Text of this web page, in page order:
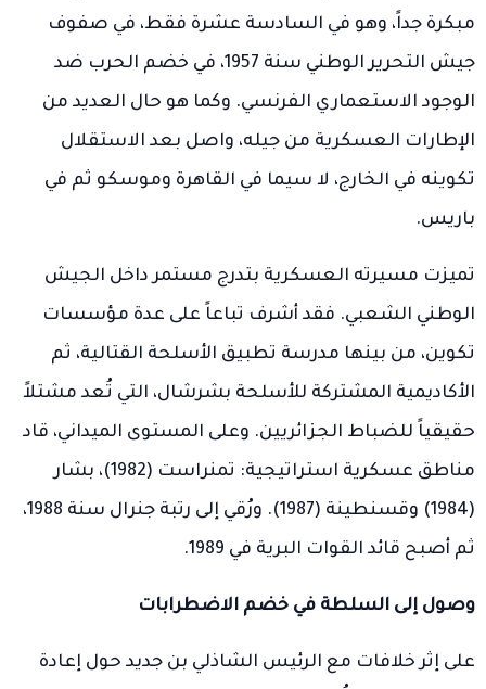
مبكرة جداً، وهو في السادسة عشرة فقط، في صفوف
جيش التحرير الوطني سنة 1957، في خضم الحرب ضد
الوجود الاستعماري الفرنسي. وكما هو حال العديد من
الإطارات العسكرية من جيله، واصل بعد الاستقلال
تكوينه في الخارج، لا سيما في القاهرة وموسكو ثم في
باريس.
تميزت مسيرته العسكرية بتدرج مستمر داخل الجيش
الوطني الشعبي. فقد أشرف تباعاً على عدة مؤسسات
تكوين، من بينها مدرسة تطبيق الأسلحة القتالية، ثم
الأكاديمية المشتركة للأسلحة بشرشال، التي تُعد مشتلاً
حقيقياً للضباط الجزائريين. وعلى المستوى الميداني، قاد
مناطق عسكرية استراتيجية: تمنراست (1982)، بشار
(1984) وقسنطينة (1987). ورُقي إلى رتبة جنرال سنة 1988،
ثم أصبح قائد القوات البرية في 1989.
وصول إلى السلطة في خضم الاضطرابات
على إثر خلافات مع الرئيس الشاذلي بن جديد حول إعادة